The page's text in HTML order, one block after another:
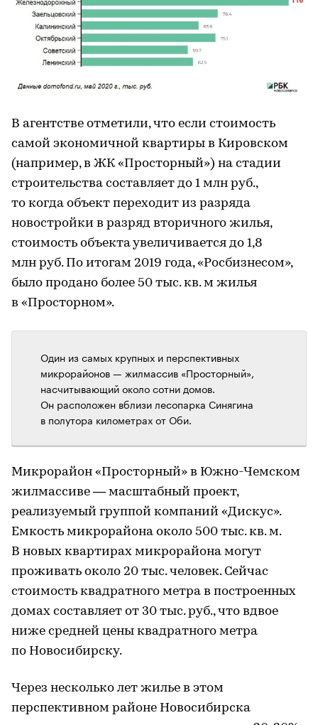
В агентстве отметили, что если стоимость
самой экономичной квартиры в Кировском
(например, в ЖК «Просторный») на стадии
строительства составляет до 1 млн руб.,
то когда объект переходит из разряда
новостройки в разряд вторичного жилья,
стоимость объекта увеличивается до 1,8
млн руб. По итогам 2019 года, «Росбизнесом»,
было продано более 50 тыс. кв. м жилья
в «Просторном».
Один из самых крупных и перспективных
микрорайонов — жилмассив «Просторный»,
насчитывающий около сотни домов.
Он расположен вблизи лесопарка Синягина
в полутора километрах от Оби.
Микрорайон «Просторный» в Южно-Чемском
жилмассиве — масштабный проект,
реализуемый группой компаний «Дискус».
Емкость микрорайона около 500 тыс. кв. м.
В новых квартирах микрорайона могут
проживать около 20 тыс. человек. Сейчас
стоимость квадратного метра в построенных
домах составляет от 30 тыс. руб., что вдвое
ниже средней цены квадратного метра
по Новосибирску.
Через несколько лет жилье в этом
перспективном районе Новосибирска